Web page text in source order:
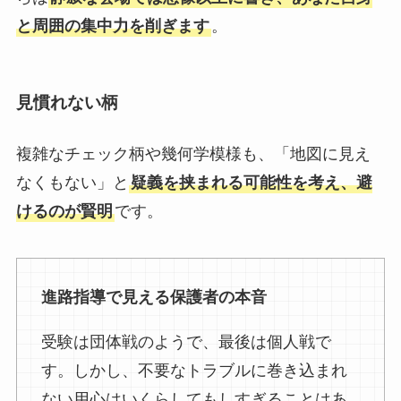
と周囲の集中力を削ぎます。
見慣れない柄
複雑なチェック柄や幾何学模様も、「地図に見え
なくもない」と 疑義を挟まれる可能性を考え、避
けるのが賢明です。
進路指導で見える保護者の本音
受験は団体戦のようで、最後は個人戦で
す。しかし、不要なトラブルに巻き込まれ